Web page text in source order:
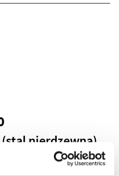
nierdzewna)
zaciskową i ...